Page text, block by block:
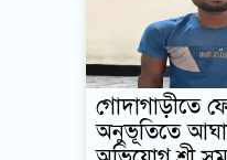
গোদাগাড়ীতে
অনুভূতিতে